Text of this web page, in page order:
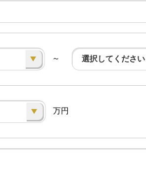
～ 選択してください
万円